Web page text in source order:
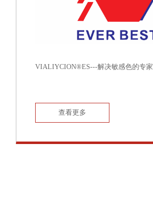
VIALIYCION®ES---解决敏感色的专家
查看更多